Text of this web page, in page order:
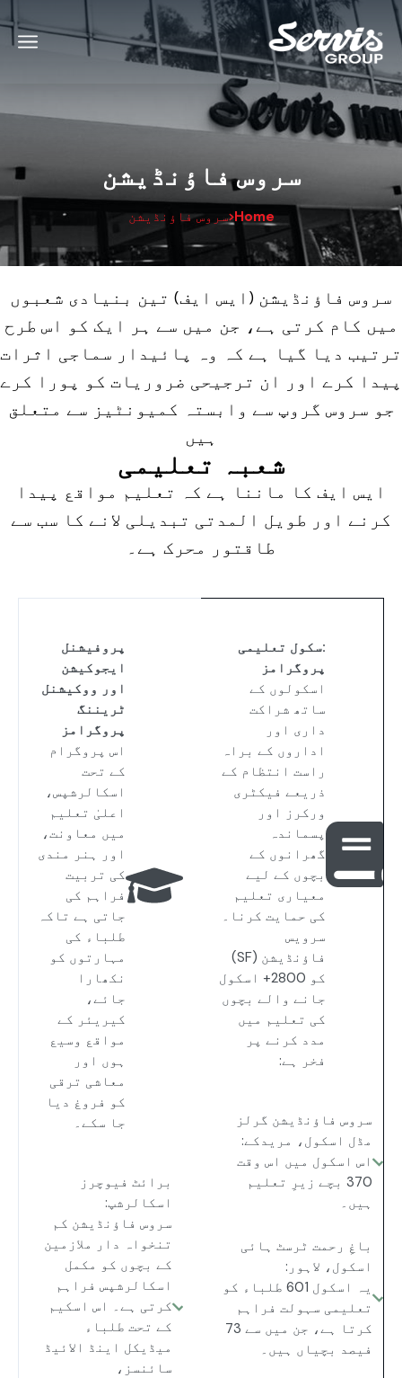
سروس فاؤنڈیشن
Home سروس فاؤنڈیشن
سروس فاؤنڈیشن (ایس ایف) تین بنیادی شعبوں
میں کام کرتی ہے، جن میں سے ہر ایک کو اس طرح
ترتیب دیا گیا ہے کہ وہ پائیدار سماجی اثرات
پیدا کرے اور ان ترجیحی ضروریات کو پورا کرے
جو سروس گروپ سے وابستہ کمیونٹیز سے متعلق
ہیں
شعبہ تعلیمی
ایس ایف کا ماننا ہے کہ تعلیم مواقع پیدا
کرنے اور طویل المدتی تبدیلی لانے کا سب سے
طاقتور محرک ہے۔
:سکول تعلیمی
پروگرامز
اسکولوں کے
ساتھ شراکت
داری اور
اداروں کے براہ
راست انتظام کے
ذریعے فیکٹری
ورکرز اور
پسماندہ
گھرانوں کے
بچوں کے لیے
معیاری تعلیم
کی حمایت کرنا۔
سرویس
فاؤنڈیشن (SF)
کو 2800+ اسکول
جانے والے بچوں
کی تعلیم میں
مدد کرنے پر
فخر ہے:
سروس فاؤنڈیشن گرلز
مڈل اسکول، مریدکے:
اس اسکول میں اس وقت
370 بچے زیرِ تعلیم
ہیں۔
باغِ رحمت ٹرسٹ ہائی
اسکول، لاہور:
یہ اسکول 601 طلباء کو
تعلیمی سہولت فراہم
کرتا ہے، جن میں سے 73
فیصد بچیاں ہیں۔
پروفیشنل
ایجوکیشن
اور ووکیشنل
ٹریننگ
پروگرامز
اس پروگرام
کے تحت
اسکالرشپس،
اعلیٰ تعلیم
میں معاونت،
اور ہنر مندی
کی تربیت
فراہم کی
جاتی ہے تاکہ
طلباء کی
مہارتوں کو
نکھارا
جائے،
کیریئر کے
مواقع وسیع
ہوں اور
معاشی ترقی
کو فروغ دیا
جا سکے۔
برائٹ فیوچرز
اسکالرشپ:
سروس فاؤنڈیشن کم
تنخواہ دار ملازمین
کے بچوں کو مکمل
اسکالرشپس فراہم
کرتی ہے۔ اس اسکیم
کے تحت طلباء
میڈیکل اینڈ الائیڈ
سائنسز،